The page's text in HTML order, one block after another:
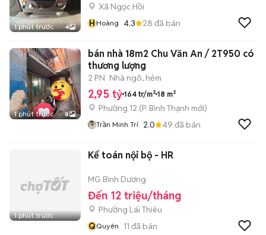
1 phút trước 4
Xã Ngọc Hồi
HHoàng 4.3 28 đã bán
1 phút trước 8
bán nhà 18m2 Chu Văn An / 2T950 có
thương lượng
2 PN Nhà ngõ, hẻm
2,95 tỷ 164 tr/m² 18 m²
Phường 12 (P. Bình Thạnh mới)
Trần Minh Trí 2.0 49 đã bán
1 phút trước
Kế toán nội bộ - HR
MG Bình Dương
Đến 12 triệu/tháng
Phường Lái Thiêu
QQuyên 11 đã bán